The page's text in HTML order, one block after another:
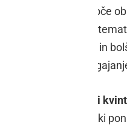
ter privabi na tisoče
lične stojnice po
bižuterije in
otroke, sejemsko
Ansambel Prleški
in bogati gostinski